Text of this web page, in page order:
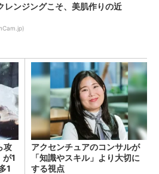
レンジングこそ、美肌作りの近
攻
1
1
アクセンチュアのコンサルが
「知識やスキル」より大切に
する視点